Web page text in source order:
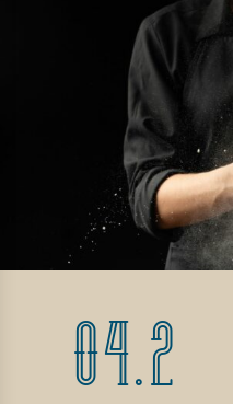
04.2